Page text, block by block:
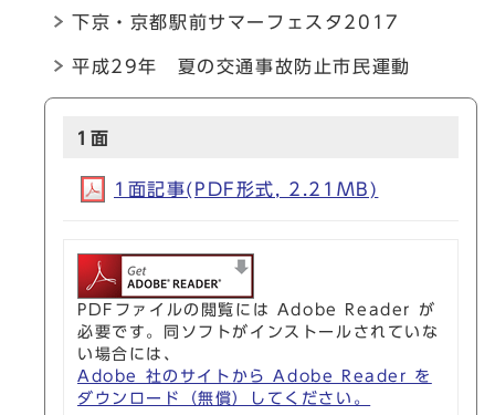
下京・京都駅前サマーフェスタ2017
平成29年 夏の交通事故防止市民運動
1面
1面記事(PDF形式, 2.21MB)
PDFファイルの閲覧には Adobe Reader が
必要です。同ソフトがインストールされていな
い場合には、
Adobe 社のサイトから Adobe Reader を
ダウンロード（無償）してください。